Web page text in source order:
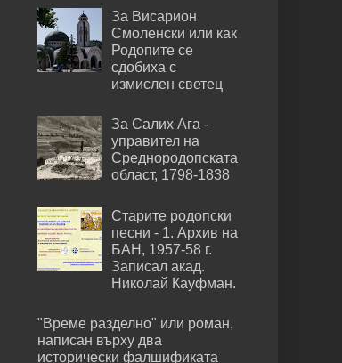
За Висарион
Смоленски или как
Родопите се
сдобиха с
измислен светец
За Салих Ага -
управител на
Среднородопската
област, 1798-1838
Старите родопски
песни - 1. Архив на
БАН, 1957-58 г.
Записал акад.
Николай Кауфман.
"Време разделно" или роман,
написан върху два
исторически фалшификата